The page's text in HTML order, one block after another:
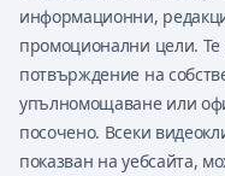
информационни,
промоционални цели. Те
потвърждение на
упълномощаване или
посочено. Всеки
показван на уебсайта,